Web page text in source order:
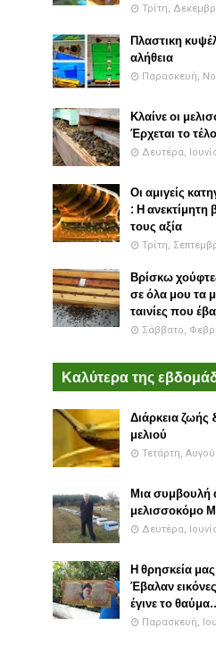
Τρίτη,
Πλαστικη
αλήθεια
Παρασκευή,
Κλαίνε οι
Έρχεται το
Δευτέρα,
Οι αμιγείς
: Η ανεκτίμητη
τους αξία
Τρίτη,
Βρίσκω
σε όλα μου τα
ταινίες που
Σάββατο,
Καλύτερα της
Διάρκεια
μελιού
Τετάρτη,
Μια συμβουλή
μελισσοκόμο
Δευτέρα,
Η θρησκεία
Έβαλαν
έγινε το
Παρασκευή,